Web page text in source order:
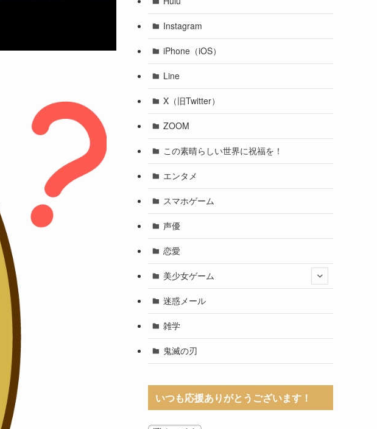
Instagram
iPhone（iOS）
Line
X（旧Twitter）
ZOOM
この素晴らしい世界に祝福を！
エンタメ
スマホゲーム
声優
恋愛
美少女ゲーム
迷惑メール
雑学
鬼滅の刃
いつも応援ありがとうございます！